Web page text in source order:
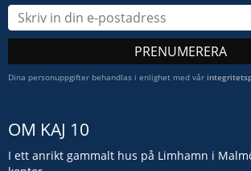
PRENUMERERA
Dina personuppgifter behandlas i enlighet med vår
OM KAJ 10
I ett anrikt gammalt hus på Limhamn i